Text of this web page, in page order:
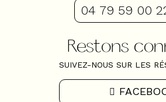
04 79 59 00
Restons
SUIVEZ-NOUS SUR LES